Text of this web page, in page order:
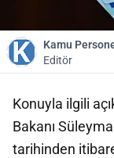
Kamu
Editör
Konuyla ilgili
Bakanı
tarihinden